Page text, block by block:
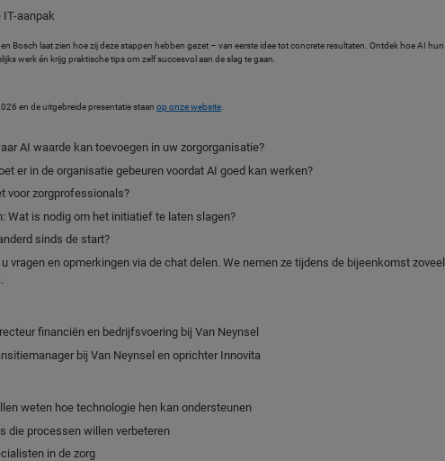
aanpak
Bosch laat zien hoe zij deze stappen hebben gezet – van eerste idee tot concrete resultaten. Ontdek hoe AI hun
werk én krijg praktische tips om zelf succesvol aan de slag te gaan.
en de uitgebreide presentatie staan op onze website
AI waarde kan toevoegen in uw zorgorganisatie?
er in de organisatie gebeuren voordat AI goed kan werken?
voor zorgprofessionals?
Wat is nodig om het initiatief te laten slagen?
sinds de start?
vragen en opmerkingen via de chat delen. We nemen ze tijdens de bijeenkomst zoveel
financiën en bedrijfsvoering bij Van Neynsel
bij Van Neynsel en oprichter Innovita
weten hoe technologie hen kan ondersteunen
die processen willen verbeteren
in de zorg